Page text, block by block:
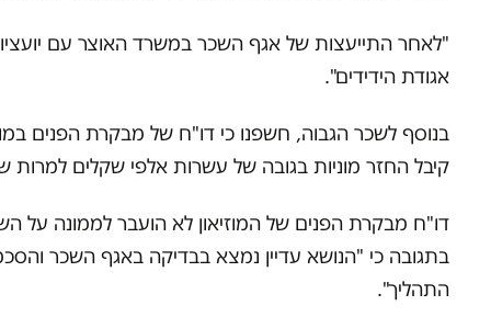
"לאחר התייעצות של אגף השכר במשרד האוצר עם
אגודת הידידים".
בנוסף לשכר הגבוה, חשפנו כי דו"ח של מבקרת הפנים
קיבל החזר מוניות בגובה של עשרות אלפי שקלים למרות
דו"ח מבקרת הפנים של המוזיאון לא הועבר לממונה
בתגובה כי "הנושא עדיין נמצא בבדיקה באגף השכר
התהליך".